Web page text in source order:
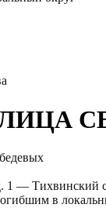
1 — Тихвинский
в